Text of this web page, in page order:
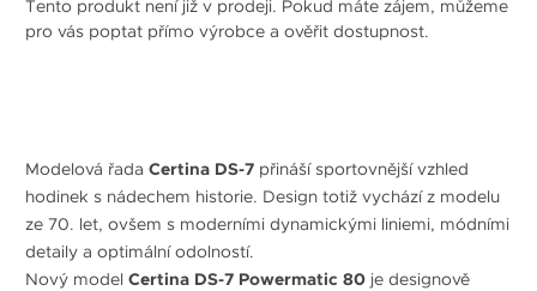
Tento produkt není již v prodeji. Pokud máte zájem, můžeme
pro vás poptat přímo výrobce a ověřit dostupnost.
Modelová řada Certina DS-7 přináší sportovnější vzhled
hodinek s nádechem historie. Design totiž vychází z modelu
ze 70. let, ovšem s moderními dynamickými liniemi, módními
detaily a optimální odolností.
Nový model Certina DS-7 Powermatic 80 je designově